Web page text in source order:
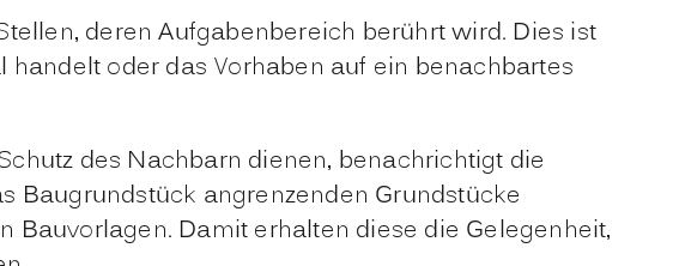
deren Aufgabenbereich berührt wird. Dies ist
oder das Vorhaben auf ein benachbartes
des Nachbarn dienen, benachrichtigt die
Baugrundstück angrenzenden Grundstücke
Damit erhalten diese die Gelegenheit,